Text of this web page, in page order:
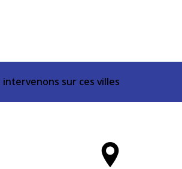
intervenons sur ces villes